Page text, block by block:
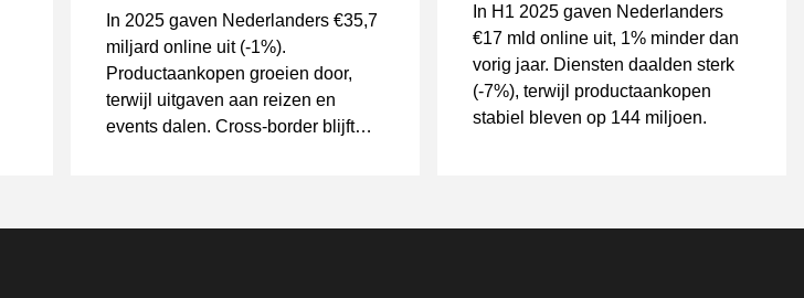
In 2025 gaven Nederlanders €35,7
miljard online uit (-1%).
Productaankopen groeien door,
terwijl uitgaven aan reizen en
events dalen. Cross-border blijft
In H1 2025 gaven Nederlanders
€17 mld online uit, 1% minder dan
vorig jaar. Diensten daalden sterk
(-7%), terwijl productaankopen
stabiel bleven op 144 miljoen.